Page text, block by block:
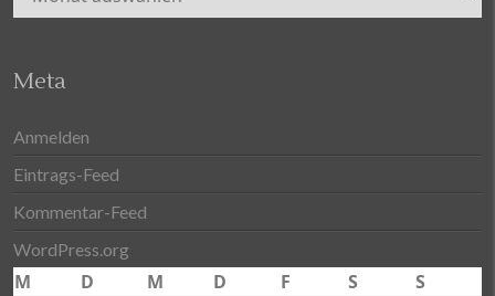
Meta
Anmelden
Eintrags-Feed
Kommentar-Feed
WordPress.org
M D M D F S
S